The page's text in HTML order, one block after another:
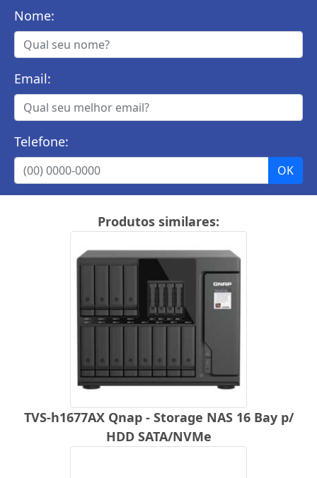
Nome:
Email:
Telefone:
Produtos similares:
TVS-h1677AX Qnap - Storage NAS 16 Bay p/
HDD SATA/NVMe